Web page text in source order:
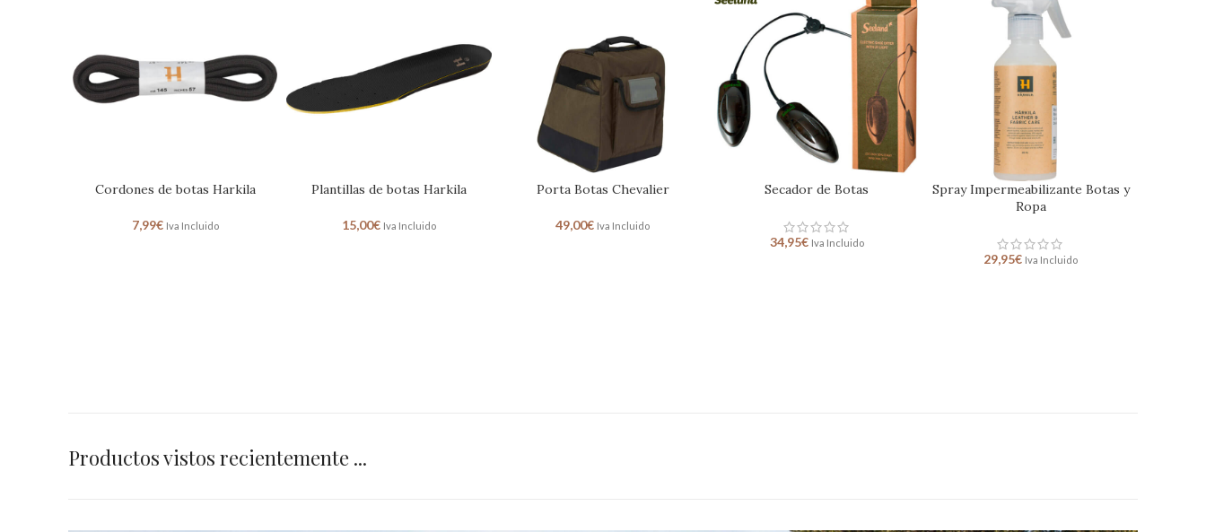
Cordones de botas Harkila
7,99€ Iva Incluido
Plantillas de botas Harkila
15,00€ Iva Incluido
Porta Botas Chevalier
49,00€ Iva Incluido
Secador de Botas
34,95€ Iva Incluido
Spray Impermeabilizante Botas y
Ropa
29,95€ Iva Incluido
Productos vistos recientemente ...